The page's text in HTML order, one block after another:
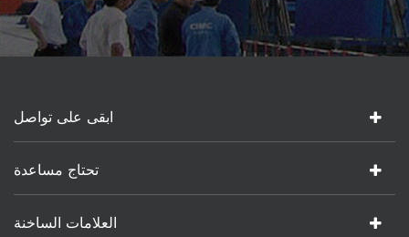
ابقى على تواصل
تحتاج مساعدة
العلامات الساخنة